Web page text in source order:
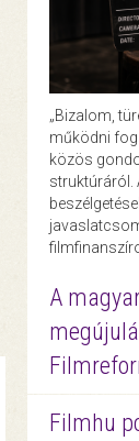
„Bizalom,
működni fog
közös
struktúráról.
A
Filmhu